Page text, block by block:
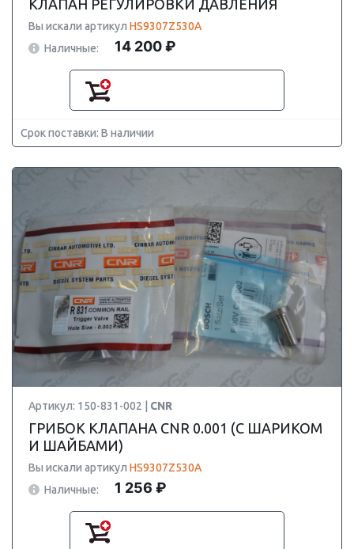
КЛАПАН РЕГУЛИРОВКИ ДАВЛЕНИЯ
Вы искали артикул HS9307Z530A
Наличные:
14 200 ₽
Срок поставки: В наличии
Артикул: 150-831-002 | CNR
ГРИБОК КЛАПАНА CNR 0.001 (С ШАРИКОМ
И ШАЙБАМИ)
Вы искали артикул HS9307Z530A
Наличные:
1 256 ₽